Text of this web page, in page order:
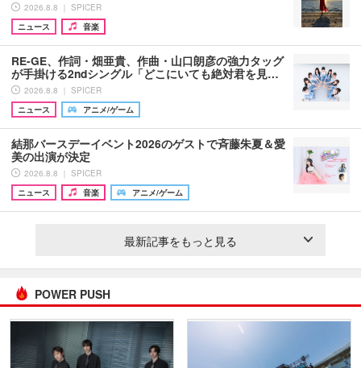
2026.8.8 ｜ SPICER
ニュース
音楽
RE-GE、作詞・畑亜貴、作曲・山口朗彦の強力タッグ
が手掛ける2ndシングル「どこにいても絶対君を見…
2026.8.8 ｜ SPICER
ニュース
アニメ/ゲーム
結那バースデーイベント2026のゲストで斉藤朱夏＆愛
美の出演が決定
2026.8.8 ｜ SPICER
ニュース
音楽 アニメ/ゲーム
最新記事をもっと見る
POWER PUSH